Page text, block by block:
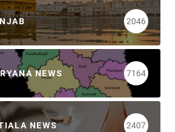
2046
NEWS 7164
NEWS 2407